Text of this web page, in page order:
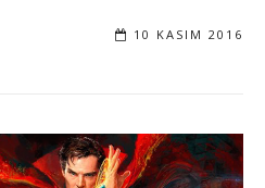
10 KASIM 2016